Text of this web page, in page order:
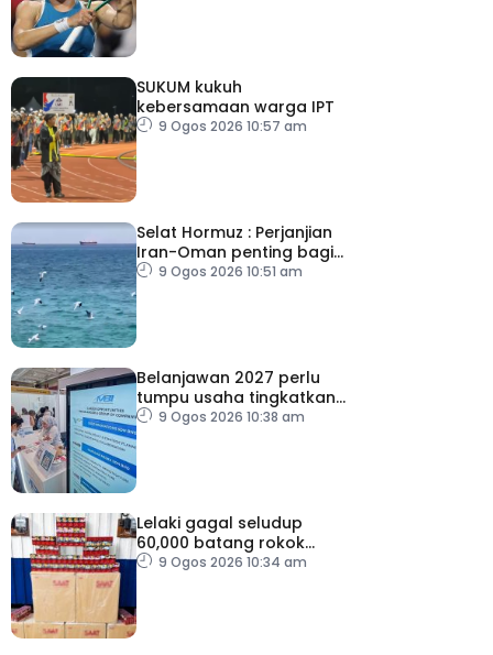
SUKUM kukuh
kebersamaan warga IPT
9 Ogos 2026 10:57 am
Selat Hormuz : Perjanjian
Iran-Oman penting bagi
tamatkan konflik
9 Ogos 2026 10:51 am
Belanjawan 2027 perlu
tumpu usaha tingkatkan
pertumbuhan gaji
9 Ogos 2026 10:38 am
Lelaki gagal seludup
60,000 batang rokok
putih di Kota Bharu
9 Ogos 2026 10:34 am